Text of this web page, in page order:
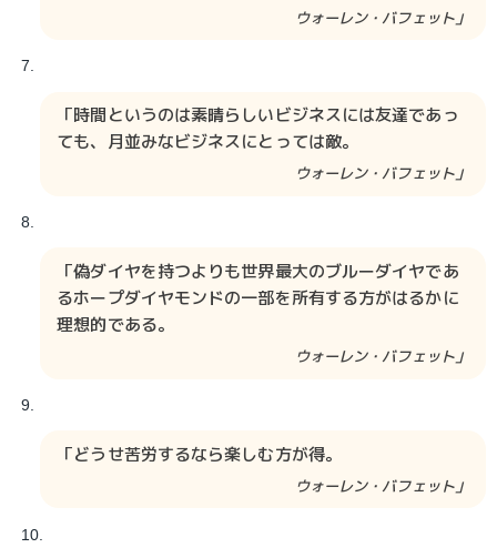
ウォーレン・バフェット」
「時間というのは素晴らしいビジネスには友達であっ
ても、月並みなビジネスにとっては敵。
ウォーレン・バフェット」
「偽ダイヤを持つよりも世界最大のブルーダイヤであ
るホープダイヤモンドの一部を所有する方がはるかに
理想的である。
ウォーレン・バフェット」
「どうせ苦労するなら楽しむ方が得。
ウォーレン・バフェット」